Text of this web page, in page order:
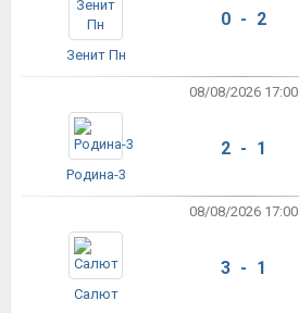
Зенит Пн
0 - 2
08/08/2026 17:00
Родина-3
2 - 1
08/08/2026 17:00
Салют
3 - 1